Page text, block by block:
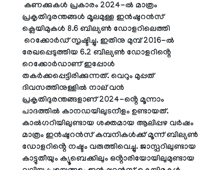
കണക്കുകൾ പ്രകാരം 2024-ൽ മാത്രം
പ്രകൃതിദുരന്തങ്ങൾ മൂലമുള്ള ഇൻഷുറൻസ്
ക്ലെയിമുകൾ 8.6 ബില്യൺ ഡോളറിലെത്തി
റെക്കോർഡ് സൃഷ്ടിച്ചു. ഇതിനു മുമ്പ് 2016-ൽ
രേഖപ്പെടുത്തിയ 6.2 ബില്യൺ ഡോളറിൻ്റെ
റെക്കോർഡാണ് ഇപ്പോൾ
തകർക്കപ്പെട്ടിരിക്കുന്നത്. വെറും മുപ്പത്
ദിവസത്തിനുള്ളിൽ നാല് വൻ
പ്രകൃതിദുരന്തങ്ങളാണ് 2024-ൻ്റെ മൂന്നാം
പാദത്തിൽ കാനഡയിലുടനീളം ഉണ്ടായത്.
കാൽഗറിയിലുണ്ടായ ശക്തമായ ആലിപ്പഴ വർഷം
മാത്രം ഇൻഷുറൻസ് കമ്പനികൾക്ക് മൂന്ന് ബില്യൺ
ഡോളറിൻ്റെ നഷ്ടം വരുത്തിവെച്ചു. ജാസ്പറിലുണ്ടായ
കാട്ടുതീയും ക്യൂബെക്കിലും ഒൻ്റാരിയോയിലുമുണ്ടായ